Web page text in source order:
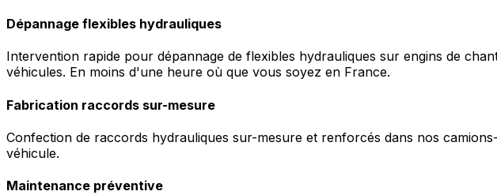
Dépannage flexibles hydrauliques
Intervention rapide pour dépannage de flexibles hydrauliques sur engins de
véhicules. En moins d'une heure où que vous soyez en France.
Fabrication raccords sur-mesure
Confection de raccords hydrauliques sur-mesure et renforcés dans nos
véhicule.
Maintenance préventive